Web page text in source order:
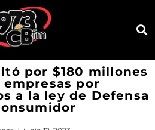
por $180 millones
por
a la ley de Defensa